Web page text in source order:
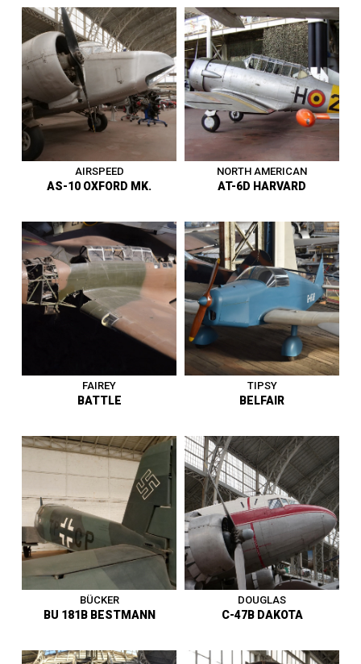
Avion d’attaque au sol - États-
Unis - Premier vol en juillet
1942 - Vit. Max. : 518 km/h -
En service dans diverses
compagnies privées, saisi
par les autorités belges -
Offert au musée en 1976.
1919 - 1945|Avion
Avion de liaison et
d’entraînement - Royaume-
Uni - Premier vol en juin 1937
- Vit. Max. 302 km/h - Force
Aérienne Belge de 1947 à
1954 - Entre au musée en
1958.
1919 - 1945| Avion
AIRSPEED
AS-10 OXFORD MK.
Avion de liaison et
d’entraînement - Royaume-
Uni - Premier vol en juin 1937
- Vit. Max. 302 km/h - Force
Aérienne Belge de 1947 à
1954 - Entre au musée en
1958.
NORTH AMERICAN
AT-6D HARVARD
Avion d’entraînement avancé
- États-Unis - Premier vol en
avril 1936 - Vit. Max. 225 km/h
- Force Aérienne Belge de
1947 à 1958 - Entre au musée
en 1959.
1919 - 1945
FAIREY
BATTLE
Avion de reconnaissance et
bombardier léger - Royaume-
Uni - Premier vol en mars
1936 - Vit. Max. 388 km/h - En
service à l’Aéronautique
Militaire Belge de 1937 à 1940
- Entre au musée en 1990.
1919 - 1945
TIPSY
BELFAIR
Avion d’entraînement
élémentaire - Belgique -
Premier vol en novembre
1937 - Vit. Max. 190 km/h -
Entre au musée en 1989.
1919 - 1945 Avion
BÜCKER
BU 181B BESTMANN
DOUGLAS
C-47B DAKOTA